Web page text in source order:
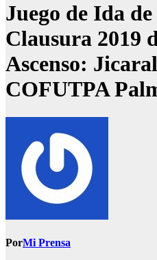
Juego de Ida
Clausura 2019
Ascenso:
COFUTPA
PorMi Prensa